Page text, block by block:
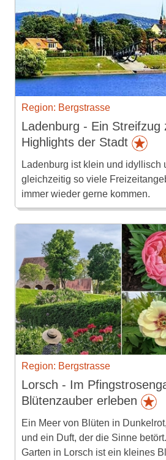
Region: Bergstrasse
Ladenburg - Ein Streifzug
Highlights der Stadt
Ladenburg ist klein und idyllisch
gleichzeitig so viele
immer wieder gerne kommen.
Region: Bergstrasse
Lorsch - Im
Blütenzauber erleben
Ein Meer von Blüten in
und ein Duft, der die Sinne
Garten in Lorsch ist ein kleines